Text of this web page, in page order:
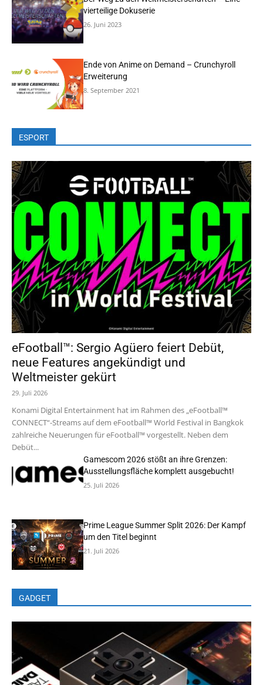
vierteilige Dokuserie
26. Juni 2023
Ende von Anime on Demand – Crunchyroll
Erweiterung
8. September 2021
ESPORT
eFootball™: Sergio Agüero feiert Debüt,
neue Features angekündigt und
Weltmeister gekürt
29. Juli 2026
Konami Digital Entertainment hat im Rahmen des „eFootball™
CONNECT“-Streams auf dem eFootball™ World Festival in Bangkok
zahlreiche Neuerungen für eFootball™ vorgestellt. Neben dem
Debüt...
Gamescom 2026 stößt an ihre Grenzen:
Ausstellungsfläche komplett ausgebucht!
25. Juli 2026
Prime League Summer Split 2026: Der Kampf
um den Titel beginnt
21. Juli 2026
GADGET